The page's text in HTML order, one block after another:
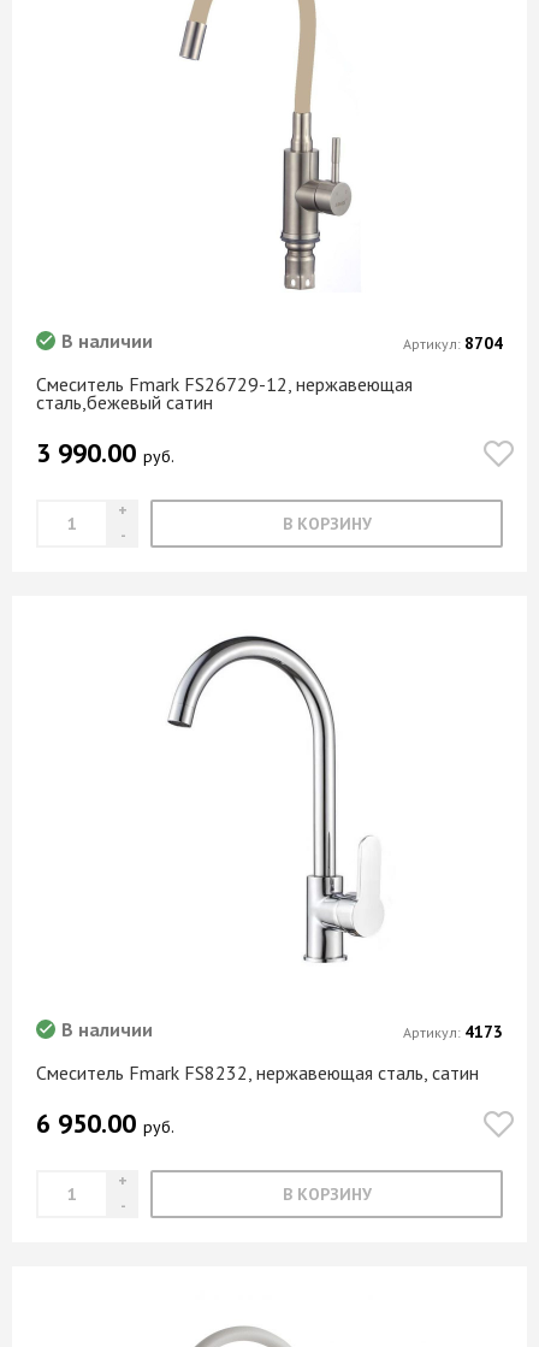
Смеситель Fmark FS26729-12, нержавеющая
сталь,бежевый сатин
В наличии
3 990.00 руб.
В КОРЗИНУ
Артикул: 8704
Смеситель Fmark FS8232, нержавеющая сталь, сатин
В наличии
6 950.00 руб.
В КОРЗИНУ
Артикул: 4173